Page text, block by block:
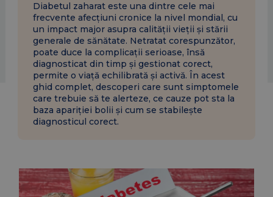
Diabetul zaharat este una dintre cele mai
frecvente afecțiuni cronice la nivel mondial, cu
un impact major asupra calității vieții și stării
generale de sănătate. Netratat corespunzător,
poate duce la complicații serioase, însă
diagnosticat din timp și gestionat corect,
permite o viață echilibrată și activă. În acest
ghid complet, descoperi care sunt simptomele
care trebuie să te alerteze, ce cauze pot sta la
baza apariției bolii și cum se stabilește
diagnosticul corect.